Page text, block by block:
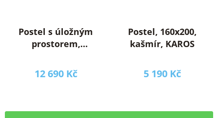
Postel s úložným
prostorem,
kašmír/dub evoke,
KAROS
12 690 Kč
Postel, 160x200,
kašmír, KAROS
5 190 Kč